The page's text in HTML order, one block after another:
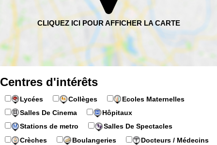
Centres d'intérêts
Lycées Collèges
Ecoles Maternelles
Salles De Cinema
Hôpitaux
Stations de metro
Salles De Spectacles
Crèches
Boulangeries
Docteurs / Médecins